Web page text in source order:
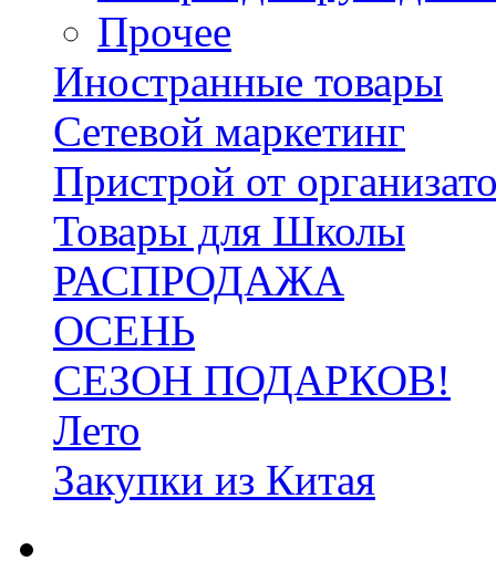
Прочее
Иностранные товары
Сетевой маркетинг
Пристрой от
Товары для Школы
РАСПРОДАЖА
ОСЕНЬ
СЕЗОН ПОДАРКОВ!
Лето
Закупки из Китая